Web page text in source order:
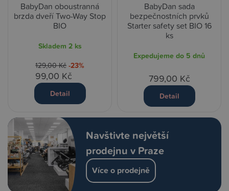
Navštivte největší
prodejnu v Praze
Více o prodejně
BabyDan oboustranná
brzda dveří Two-Way Stop
BIO
Skladem 2 ks
129,00 Kč -23%
99,00 Kč
Detail
BabyDan sada
bezpečnostních prvků
Starter safety set BIO 16
ks
Expedujeme do 5 dnů
799,00 Kč
Detail